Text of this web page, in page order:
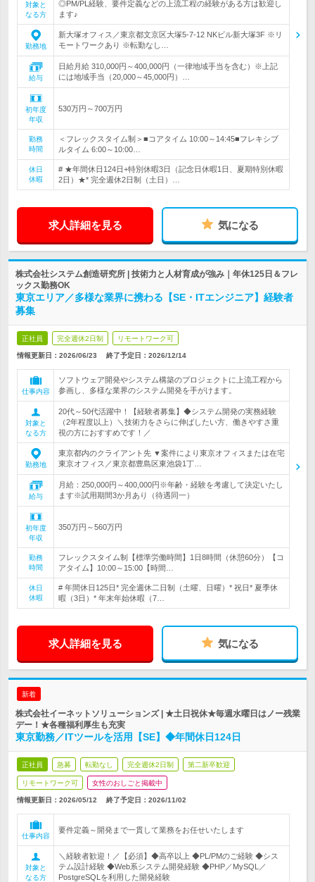
対象と
なる方
◎PM/PL経験、要件定義などの上流工程の経験がある方は歓迎し
ます♪
勤務地
新大塚オフィス／東京都文京区大塚5-7-12 NKビル新大塚3F ※リ
モートワークあり ※転勤なし…
給与
日給月給 310,000円～400,000円（一律地域手当を含む）※上記
には地域手当（20,000～45,000円）…
初年度
年収
530万円～700万円
勤務
時間
＜フレックスタイム制＞■コアタイム 10:00～14:45■フレキシブ
ルタイム 6:00～10:00…
休日
休暇
# ★年間休日124日+特別休暇3日（記念日休暇1日、夏期特別休暇
2日）★* 完全週休2日制（土日）…
求人詳細を見る 気になる
株式会社システム創造研究所 | 技術力と人材育成が強み｜年休125日＆フレ
ックス勤務OK
東京エリア／多様な業界に携わる【SE・ITエンジニア】経験者
募集
正社員 完全週休2日制 リモートワーク可
情報更新日：2026/06/23 終了予定日： 2026/12/14
仕事内容
ソフトウェア開発やシステム構築のプロジェクトに上流工程から
参画し、多様な業界のシステム開発を手がけます。
対象と
なる方
20代～50代活躍中！【経験者募集】◆システム開発の実務経験
（2年程度以上）＼技術力をさらに伸ばしたい方、働きやすさ重
視の方におすすめです！／
勤務地
東京都内のクライアント先 ▼案件により東京オフィスまたは在宅
東京オフィス／東京都豊島区東池袋1丁…
給与
月給：250,000円～400,000円※年齢・経験を考慮して決定いたし
ます※試用期間3か月あり（待遇同一）
初年度
年収
350万円～560万円
勤務
時間
フレックスタイム制【標準労働時間】1日8時間（休憩60分）【コ
アタイム】10:00～15:00【時間…
休日
休暇
# 年間休日125日* 完全週休二日制（土曜、日曜）* 祝日* 夏季休
暇（3日）* 年末年始休暇（7…
求人詳細を見る 気になる
新着
株式会社イーネットソリューションズ | ★土日祝休★毎週水曜日はノー残業
デー！★各種福利厚生も充実
東京勤務／ITツールを活用【SE】◆年間休日124日
正社員 急募 転勤なし 完全週休2日制 第二新卒歓迎
リモートワーク可 女性のおしごと掲載中
情報更新日：2026/05/12 終了予定日： 2026/11/02
仕事内容
要件定義～開発まで一貫して業務をお任せいたします
対象と
なる方
＼経験者歓迎！／【必須】◆高卒以上 ◆PL/PMのご経験 ◆シス
テム設計経験 ◆Web系システム開発経験 ◆PHP／MySQL／
PostgreSQLを利用した開発経験